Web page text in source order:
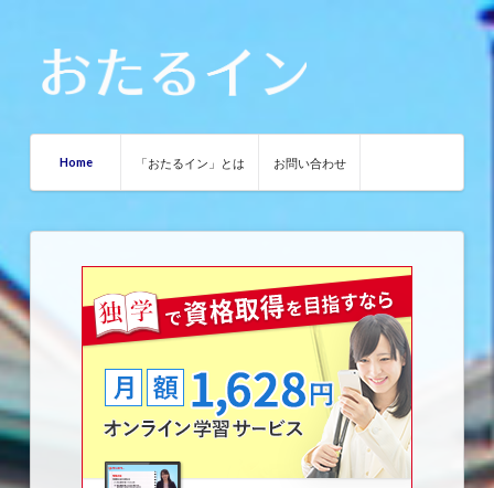
Home 「おたるイン」とは お問い合わせ